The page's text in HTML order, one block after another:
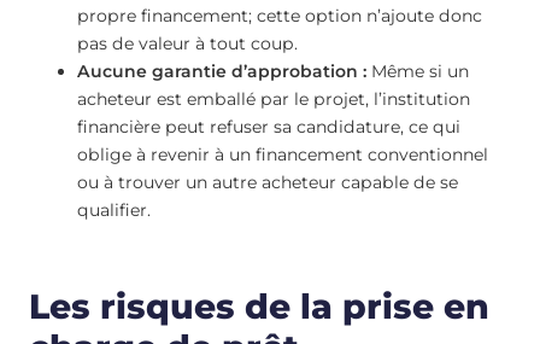
propre financement; cette option n’ajoute donc
pas de valeur à tout coup.
Aucune garantie d’approbation : Même si un
acheteur est emballé par le projet, l’institution
financière peut refuser sa candidature, ce qui
oblige à revenir à un financement conventionnel
ou à trouver un autre acheteur capable de se
qualifier.
Les risques de la prise en